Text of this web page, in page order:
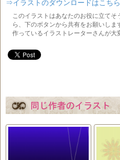
⇒イラストのダウンロードはこちら